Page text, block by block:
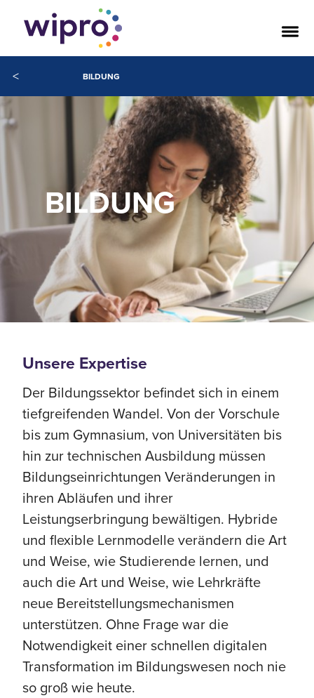
< BILDUNG
BILDUNG
Unsere Expertise
Der Bildungssektor befindet sich in einem
tiefgreifenden Wandel. Von der Vorschule
bis zum Gymnasium, von Universitäten bis
hin zur technischen Ausbildung müssen
Bildungseinrichtungen Veränderungen in
ihren Abläufen und ihrer
Leistungserbringung bewältigen. Hybride
und flexible Lernmodelle verändern die Art
und Weise, wie Studierende lernen, und
auch die Art und Weise, wie Lehrkräfte
neue Bereitstellungsmechanismen
unterstützen. Ohne Frage war die
Notwendigkeit einer schnellen digitalen
Transformation im Bildungswesen noch nie
so groß wie heute.